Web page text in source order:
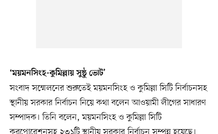
‘ময়মনসিংহ-কুমিল্লায় সুষ্ঠু ভোট’
সংবাদ সম্মেলনের শুরুতেই ময়মনসিংহ ও কুমিল্লা সিটি নির্বাচনসহ
স্থানীয় সরকার নির্বাচন নিয়ে কথা বলেন আওয়ামী লীগের সাধারণ
সম্পাদক। তিনি বলেন, ময়মনসিংহ ও কুমিল্লা সিটি